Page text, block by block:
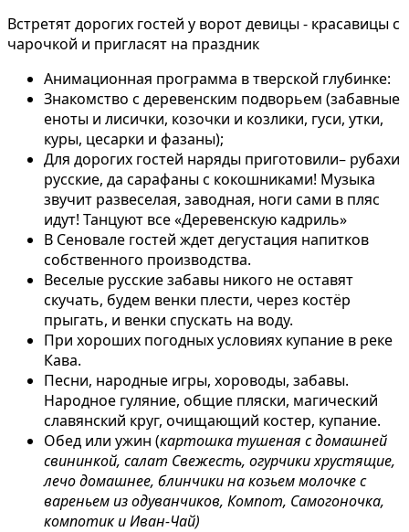
Встретят дорогих гостей у ворот девицы - красавицы с
чарочкой и пригласят на праздник
Анимационная программа в тверской глубинке:
Знакомство с деревенским подворьем (забавные
еноты и лисички, козочки и козлики, гуси, утки,
куры, цесарки и фазаны);
Для дорогих гостей наряды приготовили– рубахи
русские, да сарафаны с кокошниками! Музыка
звучит развеселая, заводная, ноги сами в пляс
идут! Танцуют все «Деревенскую кадриль»
В Сеновале гостей ждет дегустация напитков
собственного производства.
Веселые русские забавы никого не оставят
скучать, будем венки плести, через костёр
прыгать, и венки спускать на воду.
При хороших погодных условиях купание в реке
Кава.
Песни, народные игры, хороводы, забавы.
Народное гуляние, общие пляски, магический
славянский круг, очищающий костер, купание.
Обед или ужин (картошка тушеная с домашней
свининкой, салат Свежесть, огурчики хрустящие,
лечо домашнее, блинчики на козьем молочке с
вареньем из одуванчиков, Компот, Самогоночка,
компотик и Иван-Чай)